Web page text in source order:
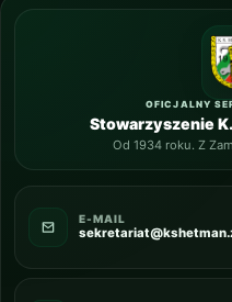
OFICJALNY
Stowarzyszenie
Od 1934 roku. Z
E-MAIL